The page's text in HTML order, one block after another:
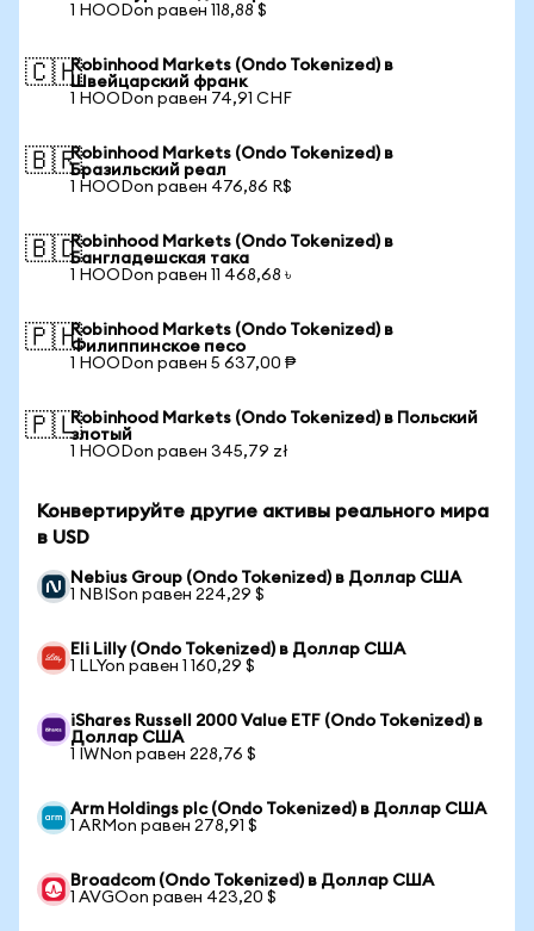
1 HOODon равен 118,88 $
🇨🇭Robinhood Markets (Ondo Tokenized) в
Швейцарский франк
1 HOODon равен 74,91 CHF
🇧🇷Robinhood Markets (Ondo Tokenized) в
Бразильский реал
1 HOODon равен 476,86 R$
🇧🇩Robinhood Markets (Ondo Tokenized) в
Бангладешская така
1 HOODon равен 11 468,68 ৳
🇵🇭Robinhood Markets (Ondo Tokenized) в
Филиппинское песо
1 HOODon равен 5 637,00 ₱
🇵🇱Robinhood Markets (Ondo Tokenized) в Польский
злотый
1 HOODon равен 345,79 zł
Конвертируйте другие активы реального мира
в USD
Nebius Group (Ondo Tokenized) в Доллар США
1 NBISon равен 224,29 $
Eli Lilly (Ondo Tokenized) в Доллар США
1 LLYon равен 1 160,29 $
iShares Russell 2000 Value ETF (Ondo Tokenized) в
Доллар США
1 IWNon равен 228,76 $
Arm Holdings plc (Ondo Tokenized) в Доллар США
1 ARMon равен 278,91 $
Broadcom (Ondo Tokenized) в Доллар США
1 AVGOon равен 423,20 $